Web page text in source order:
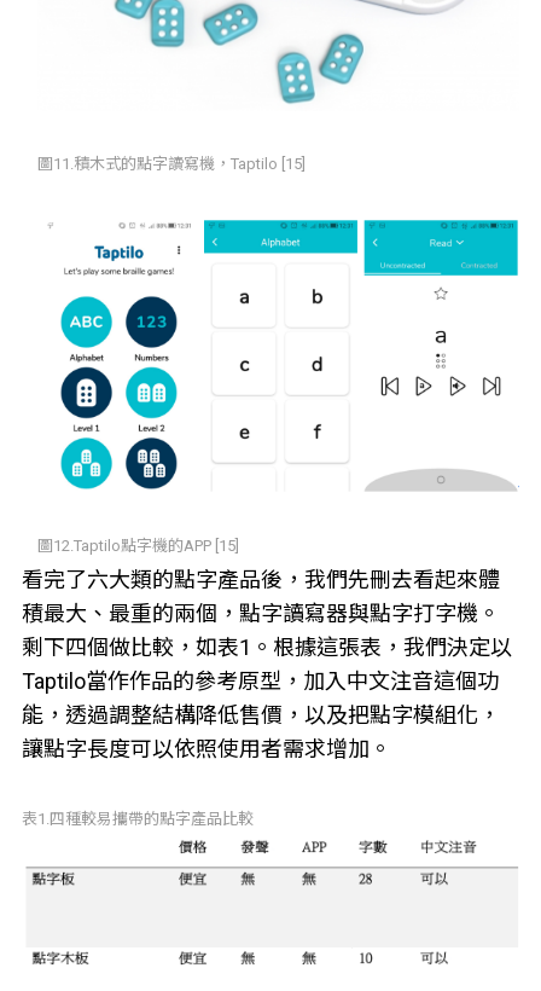
圖11.積木式的點字讀寫機，Taptilo [15]
圖12.Taptilo點字機的APP [15]
看完了六大類的點字產品後，我們先刪去看起來體
積最大、最重的兩個，點字讀寫器與點字打字機。
剩下四個做比較，如表1。根據這張表，我們決定以
Taptilo當作作品的參考原型，加入中文注音這個功
能，透過調整結構降低售價，以及把點字模組化，
讓點字長度可以依照使用者需求增加。
表1.四種較易攜帶的點字產品比較